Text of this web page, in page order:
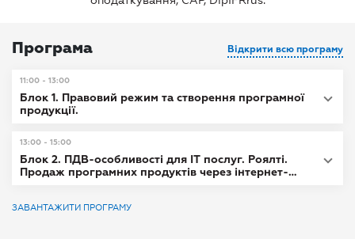
Програма Відкрити всю програму
11:00 - 13:00
Блок 1. Правовий режим та створення програмної
продукції.
13:00 - 15:00
Блок 2. ПДВ-особливості для ІТ послуг. Роялті.
Продаж програмних продуктів через інтернет-
ЗАВАНТАЖИТИ ПРОГРАМУ